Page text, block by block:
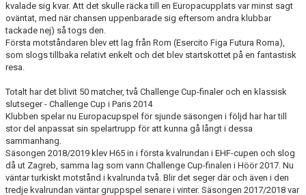
kvalade sig kvar. Att det skulle räcka till en Europacupplats var minst sagt
oväntat, med när chansen uppenbarade sig eftersom andra klubbar
tackade nej) så togs den.
Första motståndaren blev ett lag från Rom (Esercito Figa Futura Roma),
som slogs tillbaka relativt enkelt och det blev startskottet på en fantastisk
resa.
Totalt har det blivit 50 matcher, två Challenge Cup-finaler och en klassisk
slutseger - Challenge Cup i Paris 2014
Klubben spelar nu Europacupspel för sjunde säsongen i följd har har till
stor del anpassat sin spelartrupp för att kunna gå långt i dessa
sammanhang.
Säsongen 2018/2019 klev H65 in i första kvalrundan i EHF-cupen och slog
då ut Zagreb, samma lag som vann Challenge Cup-finalen i Höör 2017. Nu
väntar turkiskt motstånd i kvalrunda två. Blir det seger där och även i den
tredje kvalrundan väntar gruppspel senare i vinter. Säsongen 2017/2018 var